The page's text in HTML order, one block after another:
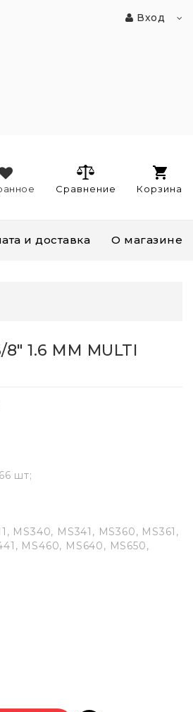
Вход
Корзина
Сравнение
и доставка О магазине
1.6 ММ MULTI
шт;
MS340, MS341, MS360, MS361,
MS460, MS640, MS650,